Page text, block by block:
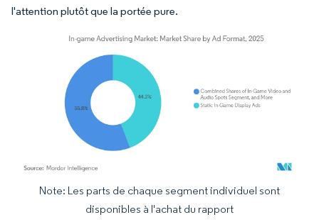
l'attention plutôt que la portée pure.
Image © Mordor Intelligence. La réutilisation nécessite une attribution sous CC BY
Note: Les parts de chaque segment individuel sont
disponibles à l'achat du rapport